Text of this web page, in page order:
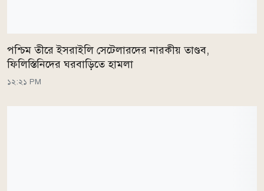
পশ্চিম তীরে ইসরাইলি সেটেলারদের নারকীয় তাণ্ডব,
ফিলিস্তিনিদের ঘরবাড়িতে হামলা
১২:২১ PM